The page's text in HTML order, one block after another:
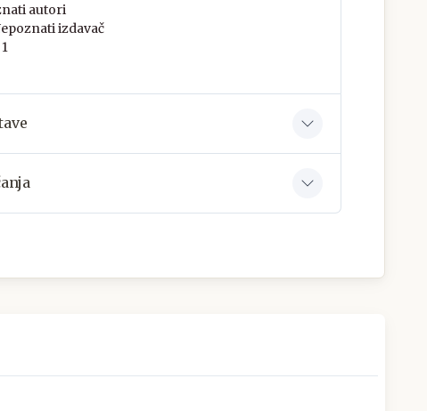
autori
izdavač
1